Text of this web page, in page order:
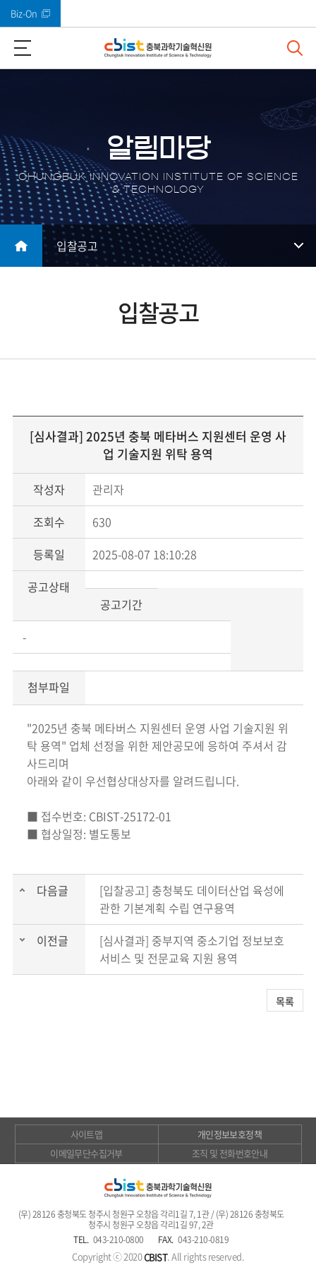
Biz-On
알림마당
CHUNGBUK INNOVATION INSTITUTE OF SCIENCE
& TECHNOLOGY
입찰공고
입찰공고
[심사결과] 2025년 충북 메타버스 지원센터 운영 사
업 기술지원 위탁 용역
작성자
관리자
조회수
630
등록일
2025-08-07 18:10:28
공고상태
공고기간
-
첨부파일
"2025년 충북 메타버스 지원센터 운영 사업 기술지원 위
탁 용역" 업체 선정을 위한 제안공모에 응하여 주셔서 감
사드리며
아래와 같이 우선협상대상자를 알려드립니다.
■ 접수번호: CBIST-25172-01
■ 협상일정: 별도통보
다음글
[입찰공고] 충청북도 데이터산업 육성에
관한 기본계획 수립 연구용역
이전글
[심사결과] 중부지역 중소기업 정보보호
서비스 및 전문교육 지원 용역
목록
사이트맵
개인정보보호정책
이메일무단수집거부
조직 및 전화번호안내
(우) 28126 충청북도 청주시 청원구 오창읍 각리1길 7, 1관 / (우) 28126 충청북도
청주시 청원구 오창읍 각리1길 97, 2관
TEL. 043-210-0800 FAX. 043-210-0819
Copyright ⓒ 2020CBIST. All rights reserved.